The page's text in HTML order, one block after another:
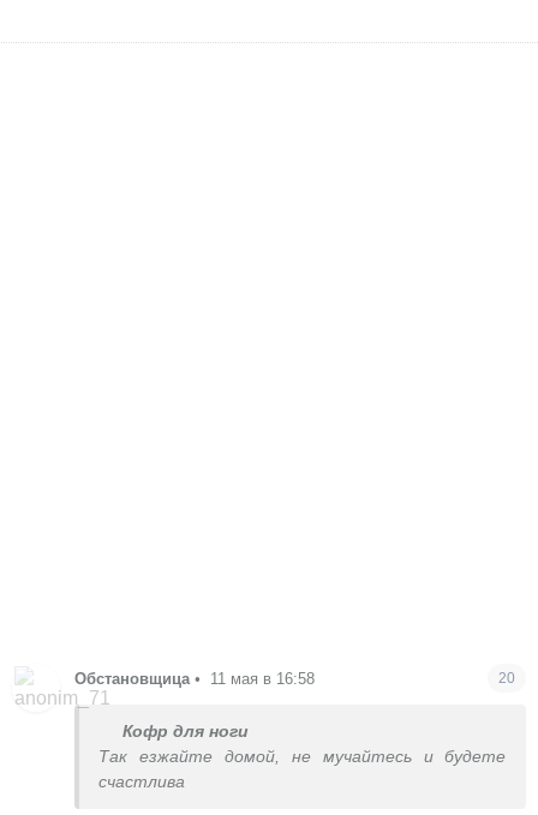
Обстановщица • 11 мая в 16:58 20
Кофр для ноги
Так езжайте домой, не мучайтесь и будете
счастлива